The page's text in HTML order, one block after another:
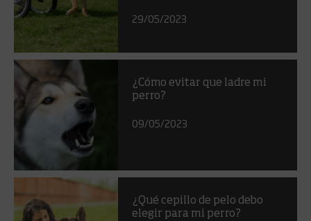
29/05/2023
¿Cómo evitar que ladre mi
perro?
09/05/2023
¿Qué cepillo de pelo debo
elegir para mi perro?